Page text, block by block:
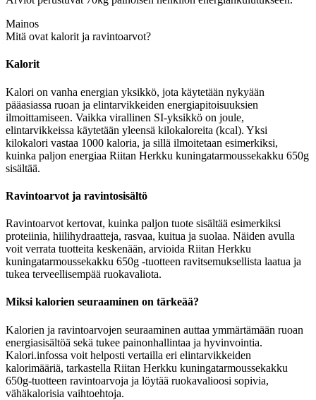
Mainos
Mitä ovat kalorit ja ravintoarvot?
Kalorit
Kalori on vanha energian yksikkö, jota käytetään nykyään
pääasiassa ruoan ja elintarvikkeiden energiapitoisuuksien
ilmoittamiseen. Vaikka virallinen SI-yksikkö on joule,
elintarvikkeissa käytetään yleensä kilokaloreita (kcal). Yksi
kilokalori vastaa 1000 kaloria, ja sillä ilmoitetaan esimerkiksi,
kuinka paljon energiaa Riitan Herkku kuningatarmoussekakku 650g
sisältää.
Ravintoarvot ja ravintosisältö
Ravintoarvot kertovat, kuinka paljon tuote sisältää esimerkiksi
proteiinia, hiilihydraatteja, rasvaa, kuitua ja suolaa. Näiden avulla
voit verrata tuotteita keskenään, arvioida Riitan Herkku
kuningatarmoussekakku 650g -tuotteen ravitsemuksellista laatua ja
tukea terveellisempää ruokavaliota.
Miksi kalorien seuraaminen on tärkeää?
Kalorien ja ravintoarvojen seuraaminen auttaa ymmärtämään ruoan
energiasisältöä sekä tukee painonhallintaa ja hyvinvointia.
Kalori.infossa voit helposti vertailla eri elintarvikkeiden
kalorimääriä, tarkastella Riitan Herkku kuningatarmoussekakku
650g-tuotteen ravintoarvoja ja löytää ruokavalioosi sopivia,
vähäkalorisia vaihtoehtoja.